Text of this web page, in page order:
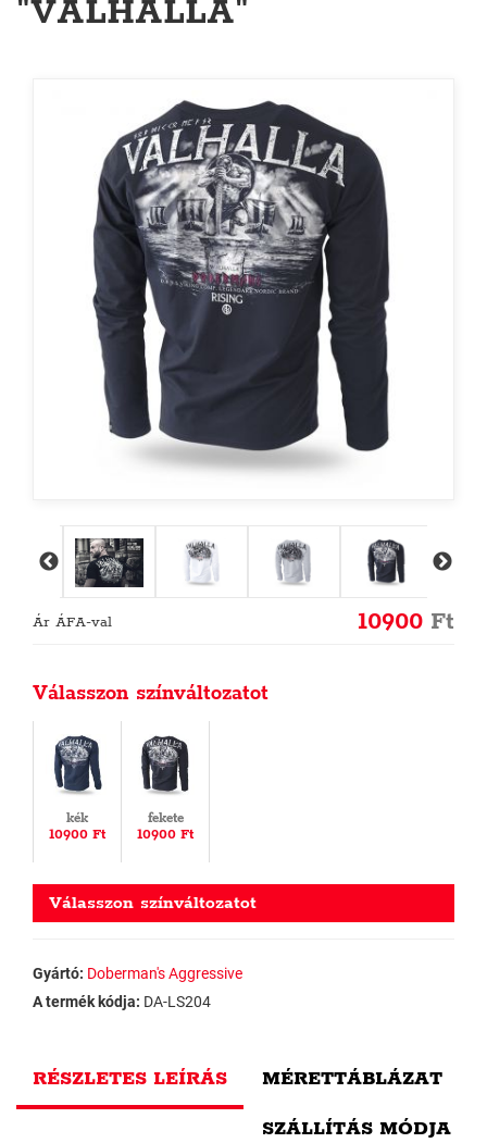
"VALHALLA"
Ár ÁFA-val 10900 Ft
Válasszon színváltozatot
kék
10900 Ft
fekete
10900 Ft
Válasszon színváltozatot
Gyártó: Doberman's Aggressive
A termék kódja: DA-LS204
RÉSZLETES LEÍRÁS MÉRETTÁBLÁZAT
SZÁLLÍTÁS MÓDJA